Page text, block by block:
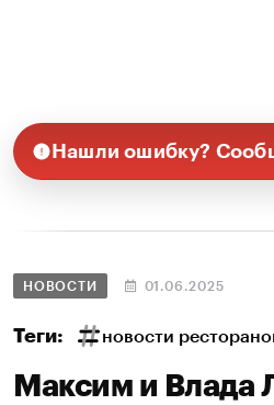
Нашли ошибку?
НОВОСТИ 01.06.2025
Теги: новости
Максим и Влада